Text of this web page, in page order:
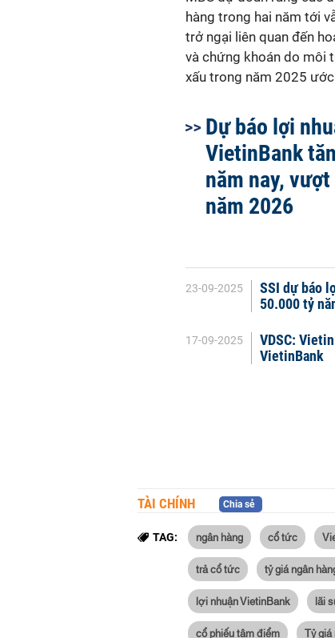
hàng trong hai năm tới
trở ngại liên quan đến
và chứng khoán do môi
xấu trong năm 2025
Dự báo lợi
VietinBank
năm nay,
năm 2026
23-09-2025
SSI dự báo
50.000 tỷ
17-09-2025
VDSC:
VietinBank
TÀI CHÍNH Chia sẻ
TAG: ngân hàng cổ tức
trả cổ tức tỷ giá ngân
lợi nhuận VietinBank lãi
cổ phiếu tâm điểm Tỷ giá